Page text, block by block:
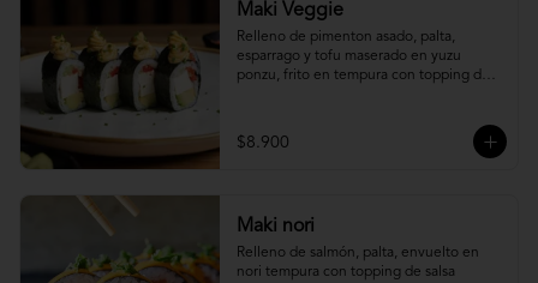
Maki Veggie
Relleno de pimenton asado, palta,
esparrago y tofu maserado en yuzu
ponzu, frito en tempura con topping de
$8.900
Maki nori
Relleno de salmón, palta, envuelto en
nori tempura con topping de salsa